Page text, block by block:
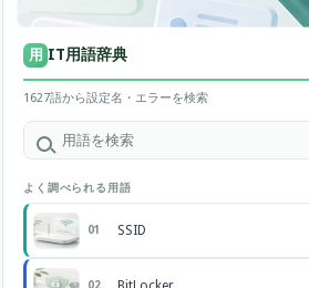
用 IT用語辞典
1627語から設定名・エラーを検索
よく調べられる用語
01 SSID
02